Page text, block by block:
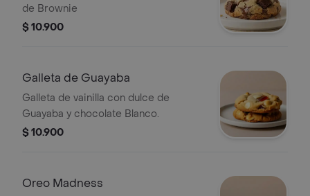
de Brownie
$ 10.900
Galleta de Guayaba
Galleta de vainilla con dulce de
Guayaba y chocolate Blanco.
$ 10.900
Oreo Madness